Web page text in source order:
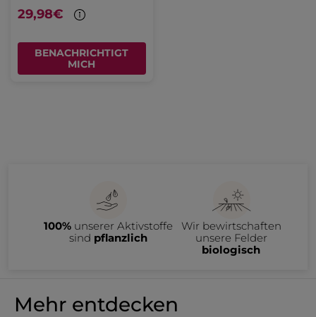
29,98€
BENACHRICHTIGT
MICH
100%unserer Aktivstoffe
sind pflanzlich
Wir bewirtschaften
unsere Felder
biologisch
Mehr entdecken